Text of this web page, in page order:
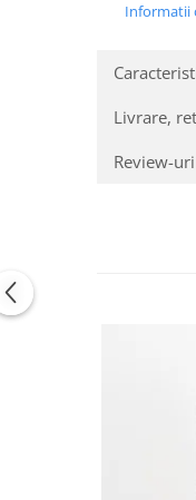
Informatii
Livrare,
Review-uri